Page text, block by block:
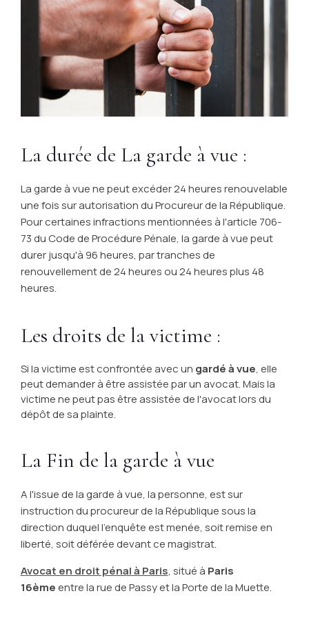
La durée de La garde à vue :
La garde à vue ne peut excéder 24 heures renouvelable
une fois sur autorisation du Procureur de la République.
Pour certaines infractions mentionnées à l'article 706-
73 du Code de Procédure Pénale, la garde à vue peut
durer jusqu'à 96 heures, par tranches de
renouvellement de 24 heures ou 24 heures plus 48
heures.
Les droits de la victime :
Si la victime est confrontée avec un gardé à vue, elle
peut demander à être assistée par un avocat. Mais la
victime ne peut pas être assistée de l'avocat lors du
dépôt de sa plainte.
La Fin de la garde à vue
A l'issue de la garde à vue, la personne, est sur
instruction du procureur de la République sous la
direction duquel l'enquête est menée, soit remise en
liberté, soit déférée devant ce magistrat.
Avocat en droit pénal à Paris, situé à Paris
16èmeentre la rue de Passy et la Porte de la Muette.